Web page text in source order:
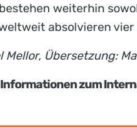
weiterhin
absolvieren
Mellor, Übersetzung:
zum